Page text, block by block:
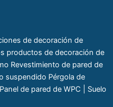
de decoración de
productos de decoración de
Revestimiento de pared de
suspendido Pérgola de
de pared de WPC | Suelo